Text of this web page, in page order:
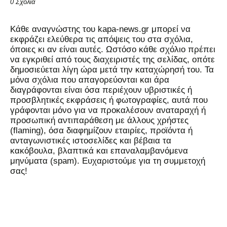
0 Σχόλια
Kάθε αναγνώστης του kapa-news.gr μπορεί να
εκφράζει ελεύθερα τις απόψεις του στα σχόλια,
όποιες κι αν είναι αυτές. Ωστόσο κάθε σχόλιο πρέπει
να εγκριθεί από τους διαχειριστές της σελίδας, οπότε
δημοσιεύεται λίγη ώρα μετά την καταχώρησή του. Τα
μόνα σχόλια που απαγορεύονται και άρα
διαγράφονται είναι όσα περιέχουν υβριστικές ή
προσβλητικές εκφράσεις ή φωτογραφίες, αυτά που
γράφονται μόνο για να προκαλέσουν αναταραχή ή
προσωπική αντιπαράθεση με άλλους χρήστες
(flaming), όσα διαφημίζουν εταιρίες, προϊόντα ή
ανταγωνιστικές ιστοσελίδες και βέβαια τα
κακόβουλα, βλαπτικά και επαναλαμβανόμενα
μηνύματα (spam). Ευχαριστούμε για τη συμμετοχή
σας!